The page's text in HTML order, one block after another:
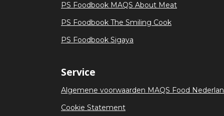
PS Foodbook MAQS About Meat
PS Foodbook The Smiling Cook
PS Foodbook Sigaya
Service
Algemene voorwaarden MAQS Food
Cookie Statement